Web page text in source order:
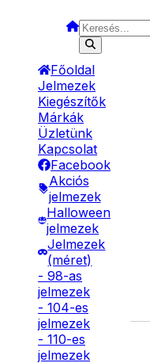
Főoldal
Jelmezek
Kiegészítők
Márkák
Üzletünk
Kapcsolat
Facebook
Akciós
jelmezek
Halloween
jelmezek
Jelmezek
(méret)
- 98-as
jelmezek
- 104-es
jelmezek
- 110-es
jelmezek